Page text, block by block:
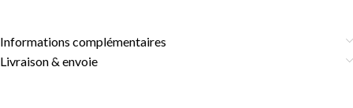
Informations complémentaires
Livraison & envoie